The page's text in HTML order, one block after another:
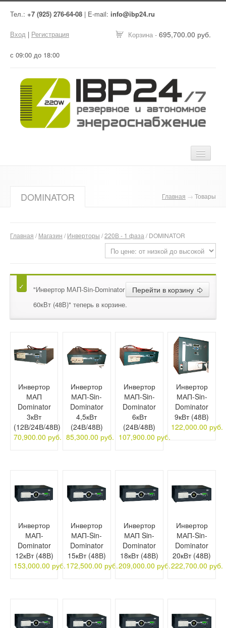
Тел.: +7 (925) 276-64-08 | E-mail: info@ibp24.ru
Корзина - 695,700.00 руб.
Вход | Регистрация
с 09:00 до 18:00
Оборудование
Контакты
DOMINATOR Главная → Товары
Главная /Магазин /Инверторы /220В - 1 фаза / DOMINATOR
Перейти в корзину
"Инвертор МАП-Sin-Dominator
60кВт (48В)" теперь в корзине.
Инвертор
МАП
Dominator
3кВт
(12В/24В/48В)
70,900.00 руб.
Инвертор
МАП-Sin-
Dominator
4,5кВт
(24В/48В)
85,300.00 руб.
Инвертор
МАП-Sin-
Dominator
6кВт
(24В/48В)
107,900.00 руб.
Инвертор
МАП-Sin-
Dominator
9кВт (48В)
122,000.00 руб.
Инвертор
МАП-
Dominator
12кВт (48В)
153,000.00 руб.
Инвертор
МАП-Sin-
Dominator
15кВт (48В)
172,500.00 руб.
Инвертор
МАП Sin-
Dominator
18кВт (48В)
209,000.00 руб.
Инвертор
МАП-Sin-
Dominator
20кВт (48В)
222,700.00 руб.